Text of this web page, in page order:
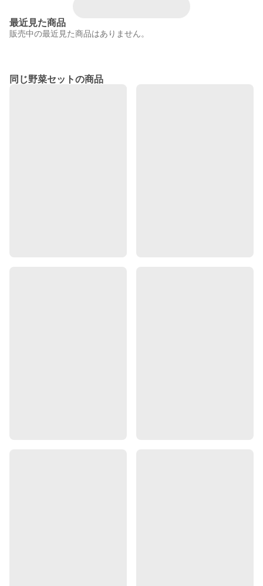
最近見た商品
販売中の最近見た商品はありません。
同じ野菜セットの商品